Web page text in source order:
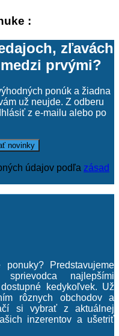
:
zľavách
prvými?
ponúk a žiadna
už neujde. Z odberu
z e-mailu alebo po
údajov podľa zásad
Predstavujeme
najlepšími
kedykoľvek. Už
rôznych obchodov a
si vybrať z aktuálnej
inzerentov a ušetriť